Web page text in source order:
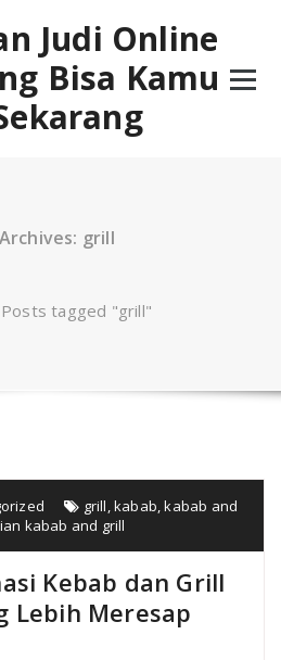
Judi Online
Bisa Kamu
grill
Posts tagged "grill"
grill ,kabab ,kabab and
kabab and grill
Kebab dan Grill
Lebih Meresap